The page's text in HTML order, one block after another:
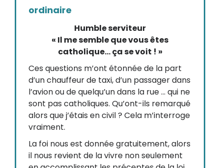
ordinaire
Humble serviteur
« Il me semble que vous êtes
catholique… ça se voit ! »
Ces questions m’ont étonnée de la part
d’un chauffeur de taxi, d’un passager dans
l’avion ou de quelqu’un dans la rue … qui ne
sont pas catholiques. Qu’ont-ils remarqué
alors que j’étais en civil ? Cela m’interroge
vraiment.
La foi nous est donnée gratuitement, alors
il nous revient de la vivre non seulement